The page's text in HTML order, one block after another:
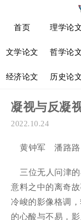
首页 理学论
文学论文 哲学论
经济论文 历史论
凝视与反凝
2022.10.24
黄钟军 潘路路
三位无人问津的
意料之中的离奇
冷峻的影像格调
的心酸与不易，